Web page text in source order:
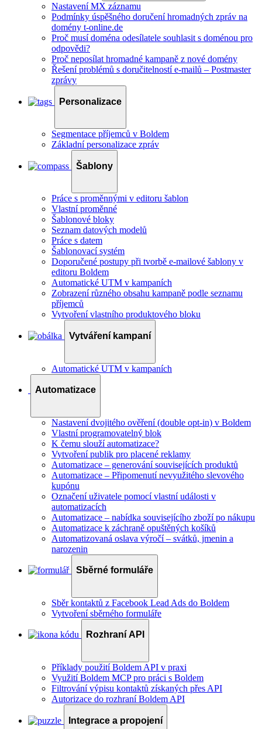
Nastavení MX záznamu
Podmínky úspěšného doručení hromadných zpráv na
domény t-online.de
Proč musí doména odesílatele souhlasit s doménou pro
odpovědi?
Proč neposílat hromadné kampaně z nové domény
Řešení problémů s doručitelností e-mailů – Postmaster
zprávy
Personalizace
Segmentace příjemců v Boldem
Základní personalizace zpráv
Šablony
Práce s proměnnými v editoru šablon
Vlastní proměnné
Šablonové bloky
Seznam datových modelů
Práce s datem
Šablonovací systém
Doporučené postupy při tvorbě e-mailové šablony v
editoru Boldem
Automatické UTM v kampaních
Zobrazení různého obsahu kampaně podle seznamu
příjemců
Vytvoření vlastního produktového bloku
Vytváření kampaní
Automatické UTM v kampaních
Automatizace
Nastavení dvojitého ověření (double opt-in) v Boldem
Vlastní programovatelný blok
K čemu slouží automatizace?
Vytvoření publik pro placené reklamy
Automatizace – generování souvisejících produktů
Automatizace – Připomenutí nevyužitého slevového
kupónu
Označení uživatele pomocí vlastní události v
automatizacích
Automatizace – nabídka souvisejícího zboží po nákupu
Automatizace k záchraně opuštěných košíků
Automatizovaná oslava výročí – svátků, jmenin a
narozenin
Sběrné formuláře
Sběr kontaktů z Facebook Lead Ads do Boldem
Vytvoření sběrného formuláře
Rozhraní API
Příklady použití Boldem API v praxi
Využití Boldem MCP pro práci s Boldem
Filtrování výpisu kontaktů získaných přes API
Autorizace do rozhraní Boldem API
Integrace a propojení